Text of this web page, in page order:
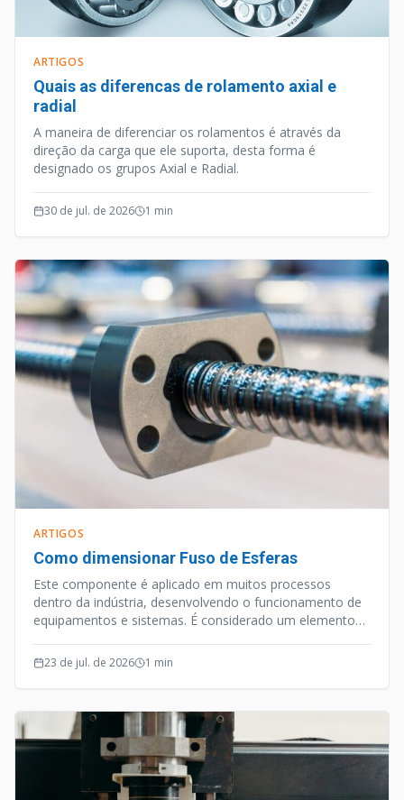
ARTIGOS
Quais as diferencas de rolamento axial e
radial
A maneira de diferenciar os rolamentos é através da
direção da carga que ele suporta, desta forma é
designado os grupos Axial e Radial.
30 de jul. de 2026 1 min
ARTIGOS
Como dimensionar Fuso de Esferas
Este componente é aplicado em muitos processos
dentro da indústria, desenvolvendo o funcionamento de
equipamentos e sistemas. É considerado um elemento
opera de forma silenciosa e efetiva.
23 de jul. de 2026 1 min